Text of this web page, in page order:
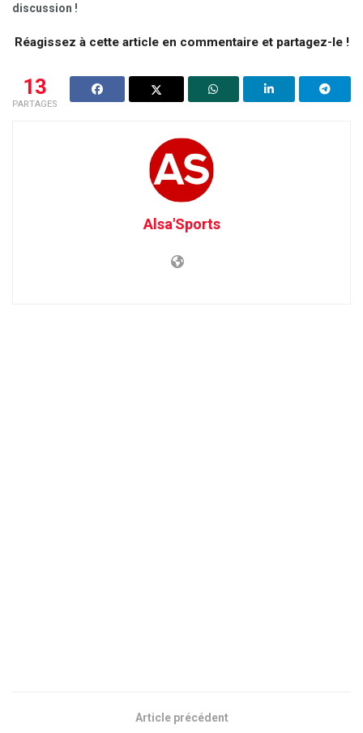
discussion !
Réagissez à cette article en commentaire et partagez-le !
13
PARTAGES
Alsa'Sports
Article précédent